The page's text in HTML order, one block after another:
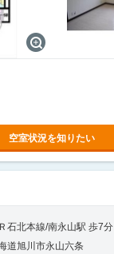
空室状況を知りたい
石北本線/南永山駅 歩7分
道旭川市永山六条